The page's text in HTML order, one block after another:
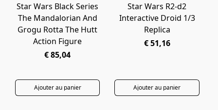
PRÉCOMMANDE
Star Wars Black Series
The Mandalorian And
Grogu Rotta The Hutt
Action Figure
€ 85,04
Ajouter au panier
PRÉCOMMANDE
Star Wars R2-d2
Interactive Droid 1/3
Replica
€ 51,16
Ajouter au panier